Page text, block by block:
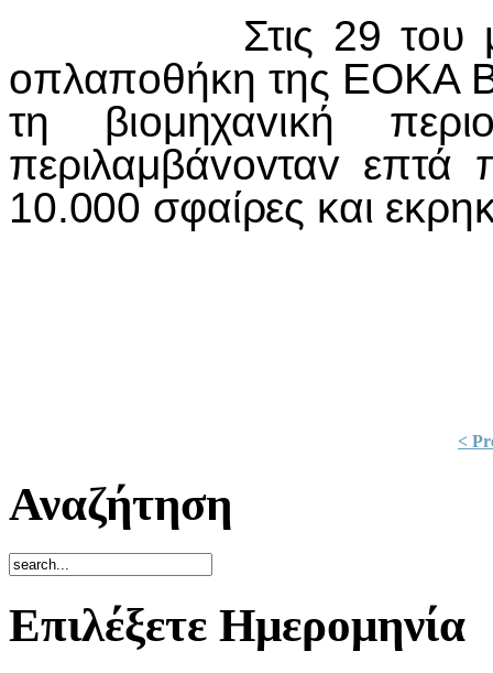
Στις 29 τoυ
oπλαπoθήκη της ΕΟΚΑ
τη βιoμηχαvική περι
περιλαμβάvovταv επτά
10.000 σφαίρες και
<
Αναζήτηση
Επιλέξετε Ημερομηνία